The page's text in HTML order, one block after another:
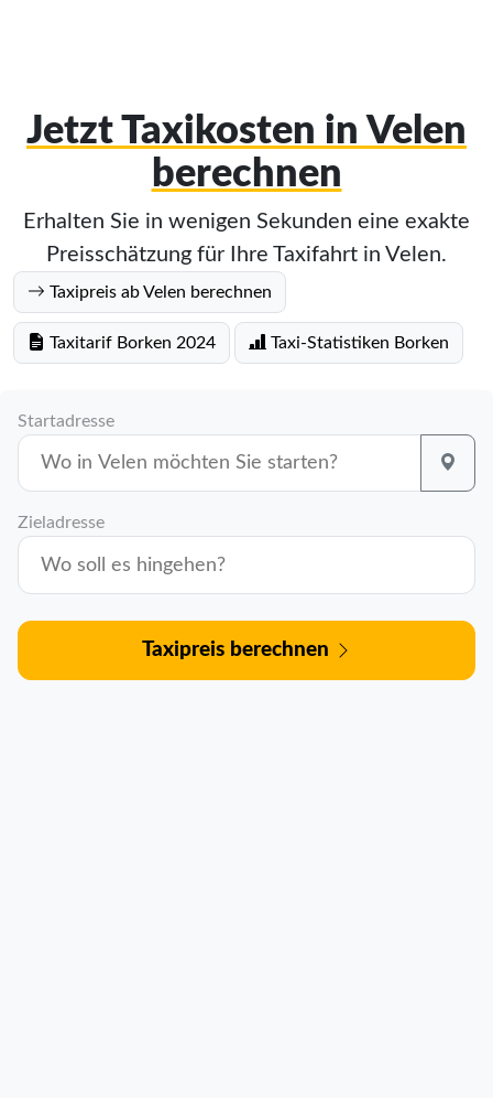
Jetzt Taxikosten in Velen
berechnen
Erhalten Sie in wenigen Sekunden eine exakte
Preisschätzung für Ihre Taxifahrt in Velen.
Taxipreis ab Velen berechnen
Taxitarif Borken 2024 Taxi-Statistiken Borken
Startadresse
Zieladresse
Taxipreis berechnen